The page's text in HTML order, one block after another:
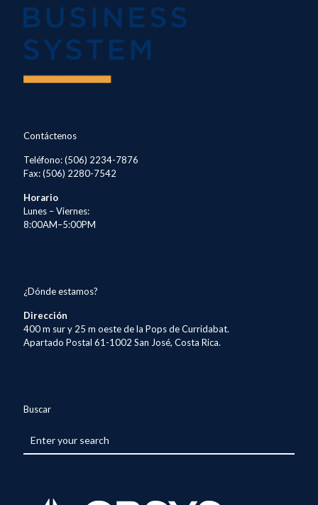
Contáctenos
Teléfono: (506) 2234-7876
Fax: (506) 2280-7542
Horario
Lunes – Viernes:
8:00AM–5:00PM
¿Dónde estamos?
Dirección
400 m sur y 25 m oeste de la Pops de Curridabat.
Apartado Postal 61-1002 San José, Costa Rica.
Buscar